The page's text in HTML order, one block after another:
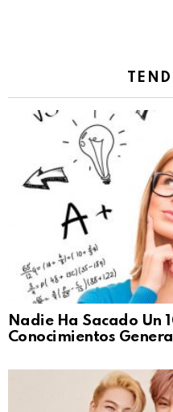
Nadie Ha Sacado Un
Conocimientos